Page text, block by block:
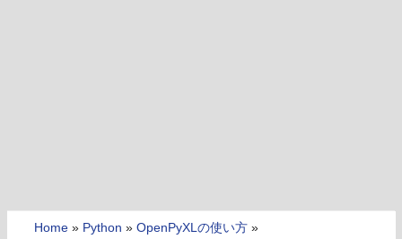
Home » Python » OpenPyXLの使い方 »